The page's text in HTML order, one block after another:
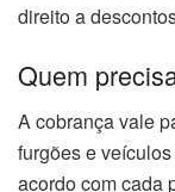
direito a
Quem
A cobrança vale
furgões e
acordo com cada